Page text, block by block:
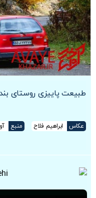
طبیعت پاییزی روستای
عکاس ابراهیم فلاح منبع